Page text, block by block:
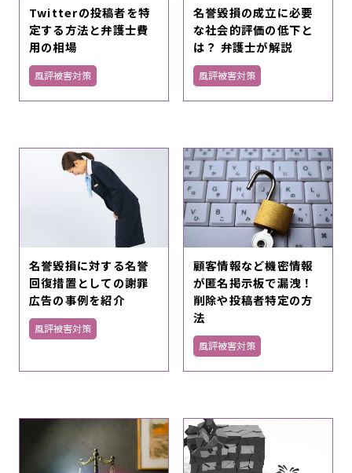
Twitterの投稿者を特
定する方法と弁護士費
用の相場
風評被害対策
名誉毀損の成立に必要
な社会的評価の低下と
は？ 弁護士が解説
風評被害対策
名誉毀損に対する名誉
回復措置としての謝罪
広告の事例を紹介
風評被害対策
顧客情報など機密情報
が匿名掲示板で漏洩！
削除や投稿者特定の方
法
風評被害対策